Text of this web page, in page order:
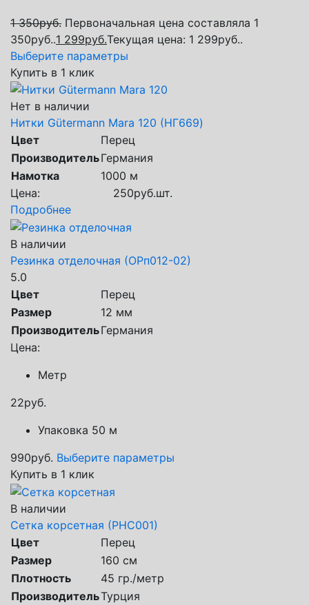
1 350руб. Первоначальная цена составляла 1
350руб..1 299руб.Текущая цена: 1 299руб..
Выберите параметры
Купить в 1 клик
Нет в наличии
Нитки Gütermann Mara 120 (НГ669)
Цвет
Перец
ПроизводительГермания
Намотка
1000 м
Цена:
250руб.шт.
Подробнее
В наличии
Резинка отделочная (ОРп012-02)
5.0
Цвет
Перец
Размер
12 мм
ПроизводительГермания
Цена:
Метр
22руб.
Упаковка 50 м
990руб. Выберите параметры
Купить в 1 клик
В наличии
Сетка корсетная (РНС001)
Цвет
Перец
Размер
160 см
Плотность
45 гр./метр
ПроизводительТурция